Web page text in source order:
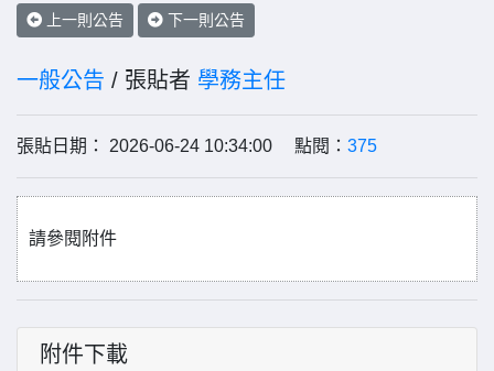
上一則公告 下一則公告
一般公告 / 張貼者 學務主任
張貼日期： 2026-06-24 10:34:00 點閱： 375
請參閱附件
附件下載